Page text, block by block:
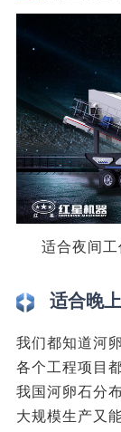
适合夜间
适合晚
我们都知道河
各个工程项目
我国河卵石分
大规模生产又